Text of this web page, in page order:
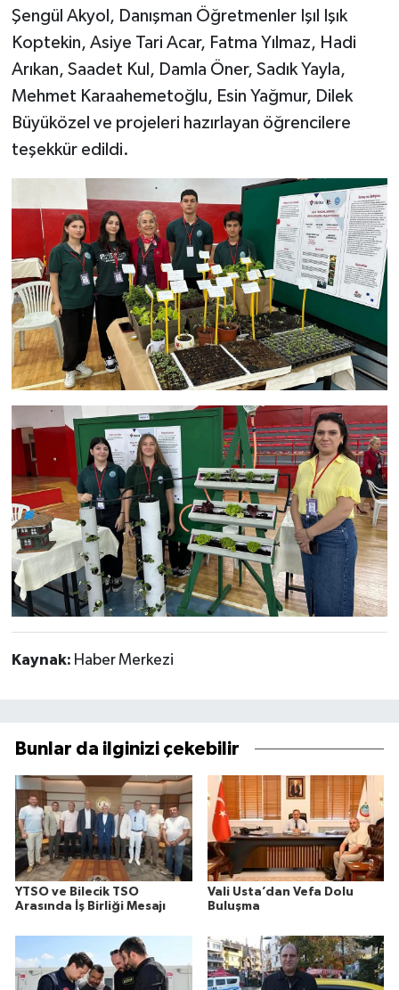
Şengül Akyol, Danışman Öğretmenler Işıl Işık
Koptekin, Asiye Tari Acar, Fatma Yılmaz, Hadi
Arıkan, Saadet Kul, Damla Öner, Sadık Yayla,
Mehmet Karaahemetoğlu, Esin Yağmur, Dilek
Büyüközel ve projeleri hazırlayan öğrencilere
teşekkür edildi.
Kaynak: Haber Merkezi
Bunlar da ilginizi çekebilir
YTSO ve Bilecik TSO
Arasında İş Birliği Mesajı
Vali Usta’dan Vefa Dolu
Buluşma